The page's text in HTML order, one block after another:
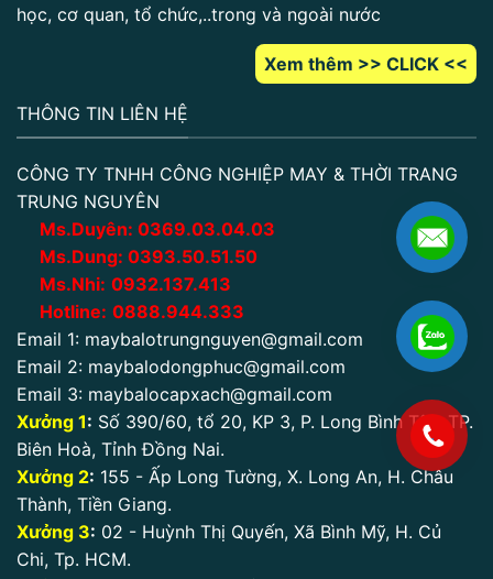
học, cơ quan, tổ chức,..trong và ngoài nước
Xem thêm >> CLICK <<
THÔNG TIN LIÊN HỆ
CÔNG TY TNHH CÔNG NGHIỆP MAY & THỜI TRANG
TRUNG NGUYÊN
Ms.Duyên: 0369.03.04.03
Ms.Dung: 0393.50.51.50
Ms.Nhi: 0932.137.413
Hotline: 0888.944.333
Email 1: maybalotrungnguyen@gmail.com
Email 2: maybalodongphuc@gmail.com
Email 3: maybalocapxach@gmail.com
Xưởng 1: Số 390/60, tổ 20, KP 3, P. Long Bình Tân, TP.
Biên Hoà, Tỉnh Đồng Nai.
Xưởng 2: 155 - Ấp Long Tường, X. Long An, H. Châu
Thành, Tiền Giang.
Xưởng 3: 02 - Huỳnh Thị Quyến, Xã Bình Mỹ, H. Củ
Chi, Tp. HCM.
.